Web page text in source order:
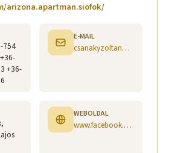
arizona.apartman.siofok/
754
+36-
E-MAIL
csanakyzoltan@gmail.com
WEBOLDAL
www.facebook.com/arizona.apartman.siofok/